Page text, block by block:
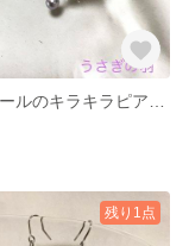
残り1点